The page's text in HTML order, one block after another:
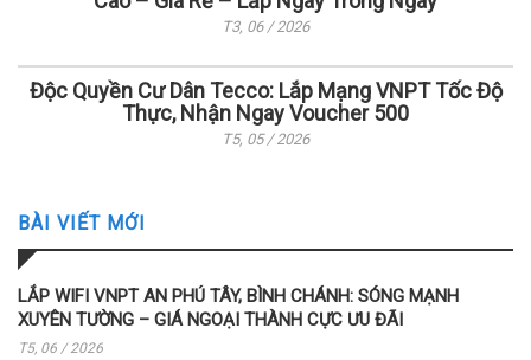
T3, 06 / 2026
Độc Quyền Cư Dân Tecco: Lắp Mạng VNPT Tốc Độ
Thực, Nhận Ngay Voucher 500
T5, 05 / 2026
BÀI VIẾT MỚI
LẮP WIFI VNPT AN PHÚ TÂY, BÌNH CHÁNH: SÓNG MẠNH
XUYÊN TƯỜNG – GIÁ NGOẠI THÀNH CỰC ƯU ĐÃI
T5, 06 / 2026